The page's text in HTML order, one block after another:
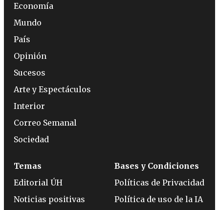
Economía
Mundo
País
Opinión
Sucesos
Arte y Espectáculos
Interior
Correo Semanal
Sociedad
Temas
Editorial ÚH
Noticias positivas
Bases y Condiciones
Políticas de Privacidad
Política de uso de la IA